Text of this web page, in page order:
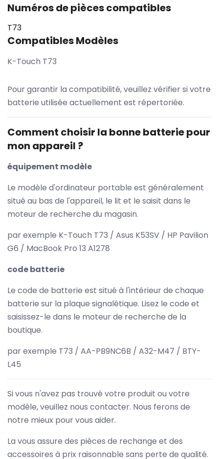
Numéros de pièces compatibles
T73
Compatibles Modèles
K-Touch T73
Pour garantir la compatibilité, veuillez vérifier si votre
batterie utilisée actuellement est répertoriée.
Comment choisir la bonne batterie pour
mon appareil ?
équipement modèle
Le modèle d'ordinateur portable est généralement
situé au bas de l'appareil, le lit et le saisit dans le
moteur de recherche du magasin.
par exemple K-Touch T73 / Asus K53SV / HP Pavilion
G6 / MacBook Pro 13 A1278
code batterie
Le code de batterie est situé à l'intérieur de chaque
batterie sur la plaque signalétique. Lisez le code et
saisissez-le dans le moteur de recherche de la
boutique.
par exemple T73 / AA-PB9NC6B / A32-M47 / BTY-
L45
Si vous n'avez pas trouvé votre produit ou votre
modèle, veuillez nous contacter. Nous ferons de
notre mieux pour vous aider.
La vous assure des pièces de rechange et des
accessoires à prix raisonnable sans perte de qualité.